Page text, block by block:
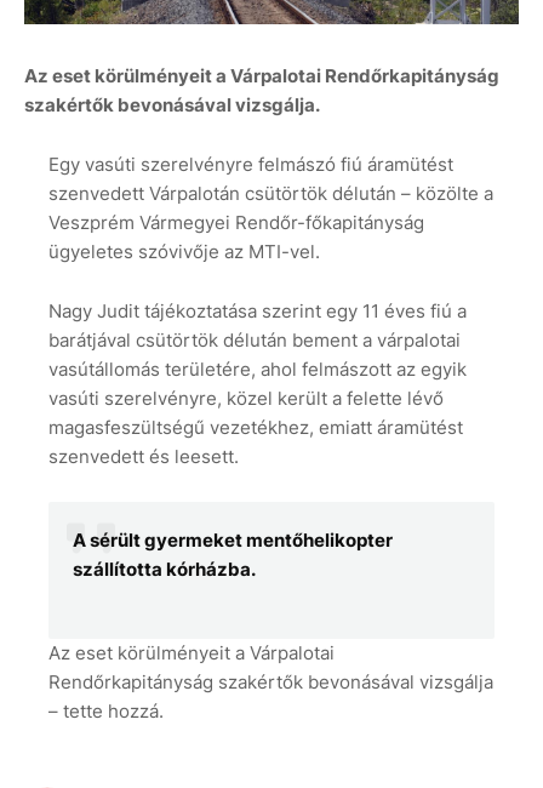
Az eset körülményeit a Várpalotai Rendőrkapitányság
szakértők bevonásával vizsgálja.
Egy vasúti szerelvényre felmászó fiú áramütést
szenvedett Várpalotán csütörtök délután – közölte a
Veszprém Vármegyei Rendőr-főkapitányság
ügyeletes szóvivője az MTI-vel.
Nagy Judit tájékoztatása szerint egy 11 éves fiú a
barátjával csütörtök délután bement a várpalotai
vasútállomás területére, ahol felmászott az egyik
vasúti szerelvényre, közel került a felette lévő
magasfeszültségű vezetékhez, emiatt áramütést
szenvedett és leesett.
A sérült gyermeket mentőhelikopter
szállította kórházba.
Az eset körülményeit a Várpalotai
Rendőrkapitányság szakértők bevonásával vizsgálja
– tette hozzá.